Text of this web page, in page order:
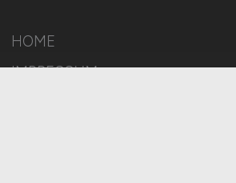
HOME
IMPRESSUM